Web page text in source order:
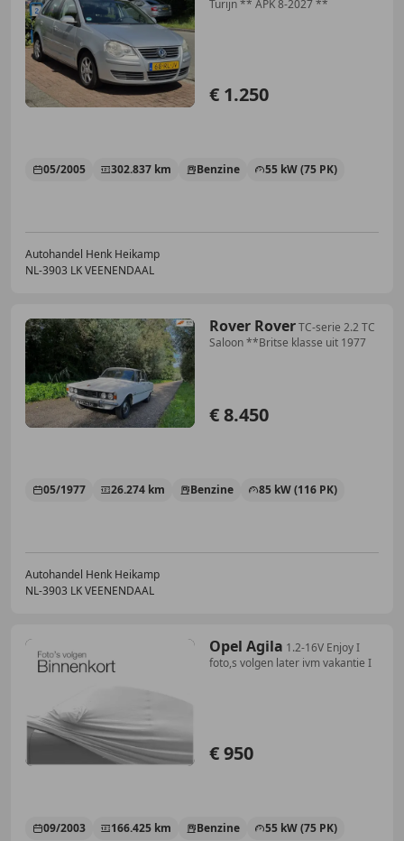
Turijn ** APK 8-2027 **
€ 1.250
05/2005 302.837 km Benzine 55 kW (75 PK)
Autohandel Henk Heikamp
NL-3903 LK VEENENDAAL
Rover RoverTC-serie 2.2 TC
Saloon **Britse klasse uit 1977
€ 8.450
05/1977 26.274 km Benzine 85 kW (116 PK)
Autohandel Henk Heikamp
NL-3903 LK VEENENDAAL
Opel Agila 1.2-16V Enjoy I
foto,s volgen later ivm vakantie I
€ 950
09/2003 166.425 km Benzine 55 kW (75 PK)